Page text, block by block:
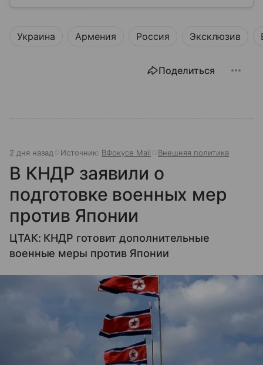
Украина Армения Россия Эксклюзив
Поделиться
2 дня назад Источник: ВФокусе Mail Внешняя политика
В КНДР заявили о
подготовке военных мер
против Японии
ЦТАК: КНДР готовит дополнительные
военные меры против Японии